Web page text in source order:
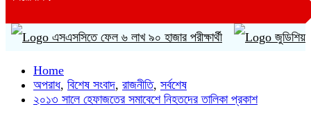
ফেল ৬ লাখ ৯০ হাজার পরীক্ষার্থী জুডিশিয়াল সার্ভিস পে-
Home
অপরাধ, বিশেষ সংবাদ, রাজনীতি, সর্বশেষ
২০১৩ সালে হেফাজতের সমাবেশে নিহতদের তালিকা প্রকাশ